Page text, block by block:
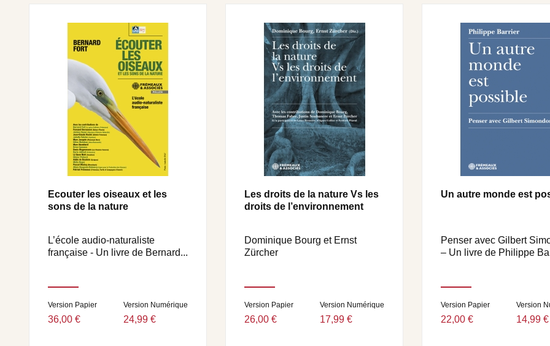
Ecouter les oiseaux et les
sons de la nature
L’école audio-naturaliste
française - Un livre de Bernard...
Version Papier
36,00 €
Version Numérique
24,99 €
Les droits de la nature Vs les
droits de l’environnement
Dominique Bourg et Ernst
Zürcher
Version Papier
26,00 €
Version Numérique
17,99 €
Un autre monde est
Penser avec Gilbert
– Un livre de Philippe
Version Papier
22,00 €
Version
14,99 €